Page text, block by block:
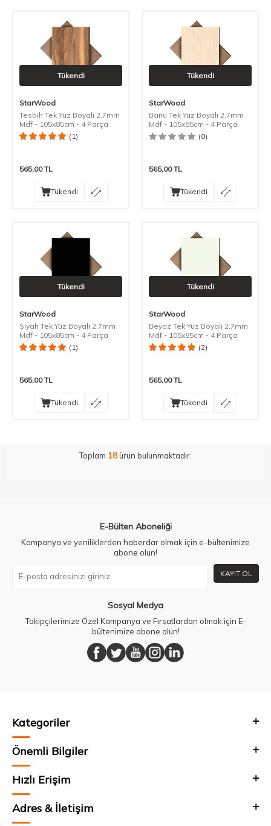
Tükendi
StarWood
Tesbih Tek Yüz Boyalı 2.7mm
Mdf - 105x85cm - 4 Parça
(1)
565,00TL
Tükendi
Tükendi
StarWood
Banu Tek Yüz Boyalı 2.7mm
Mdf - 105x85cm - 4 Parça
(0)
565,00TL
Tükendi
Tükendi
StarWood
Siyah Tek Yüz Boyalı 2.7mm
Mdf - 105x85cm - 4 Parça
(1)
565,00TL
Tükendi
Tükendi
StarWood
Beyaz Tek Yüz Boyalı 2.7mm
Mdf - 105x85cm - 4 Parça
(2)
565,00TL
Tükendi
Toplam 18ürün bulunmaktadır.
E-Bülten Aboneliği
Kampanya ve yeniliklerden haberdar olmak için e-bültenimize
abone olun!
KAYIT OL
Sosyal Medya
Takipçilerimize Özel Kampanya ve Fırsatlardan olmak için E-
bültenimize abone olun!
Kategoriler
Önemli Bilgiler
Hızlı Erişim
Adres & İletişim